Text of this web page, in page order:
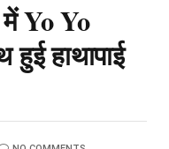
Yo Yo
हाथापाई